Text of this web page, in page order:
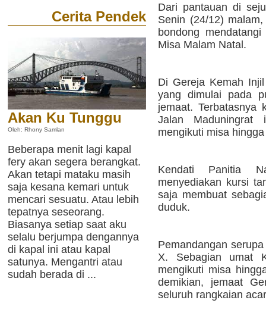
Cerita Pendek
Akan Ku Tunggu
Oleh: Rhony Samlan
Beberapa menit lagi kapal
fery akan segera berangkat.
Akan tetapi mataku masih
saja kesana kemari untuk
mencari sesuatu. Atau lebih
tepatnya seseorang.
Biasanya setiap saat aku
selalu berjumpa dengannya
di kapal ini atau kapal
satunya. Mengantri atau
sudah berada di ...
Dari pantauan di
Senin (24/12)
bondong
Misa Malam Natal.
Di Gereja Kemah
yang dimulai pada
jemaat. Terbatasnya
Jalan Maduningrat
mengikuti misa
Kendati Panitia
menyediakan kursi
saja membuat
duduk.
Pemandangan
X. Sebagian umat
mengikuti misa
demikian, jemaat
seluruh rangkaian